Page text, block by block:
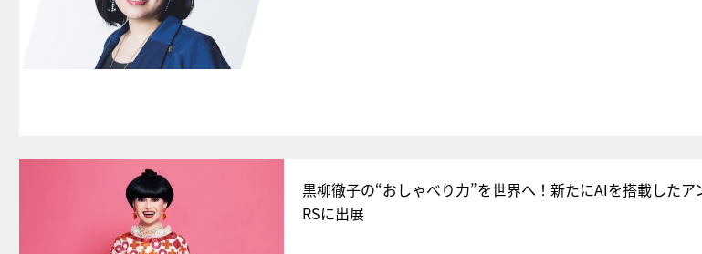
黒柳徹子の“おしゃべり力”を世界へ！新たにAIを搭載した
RSに出展